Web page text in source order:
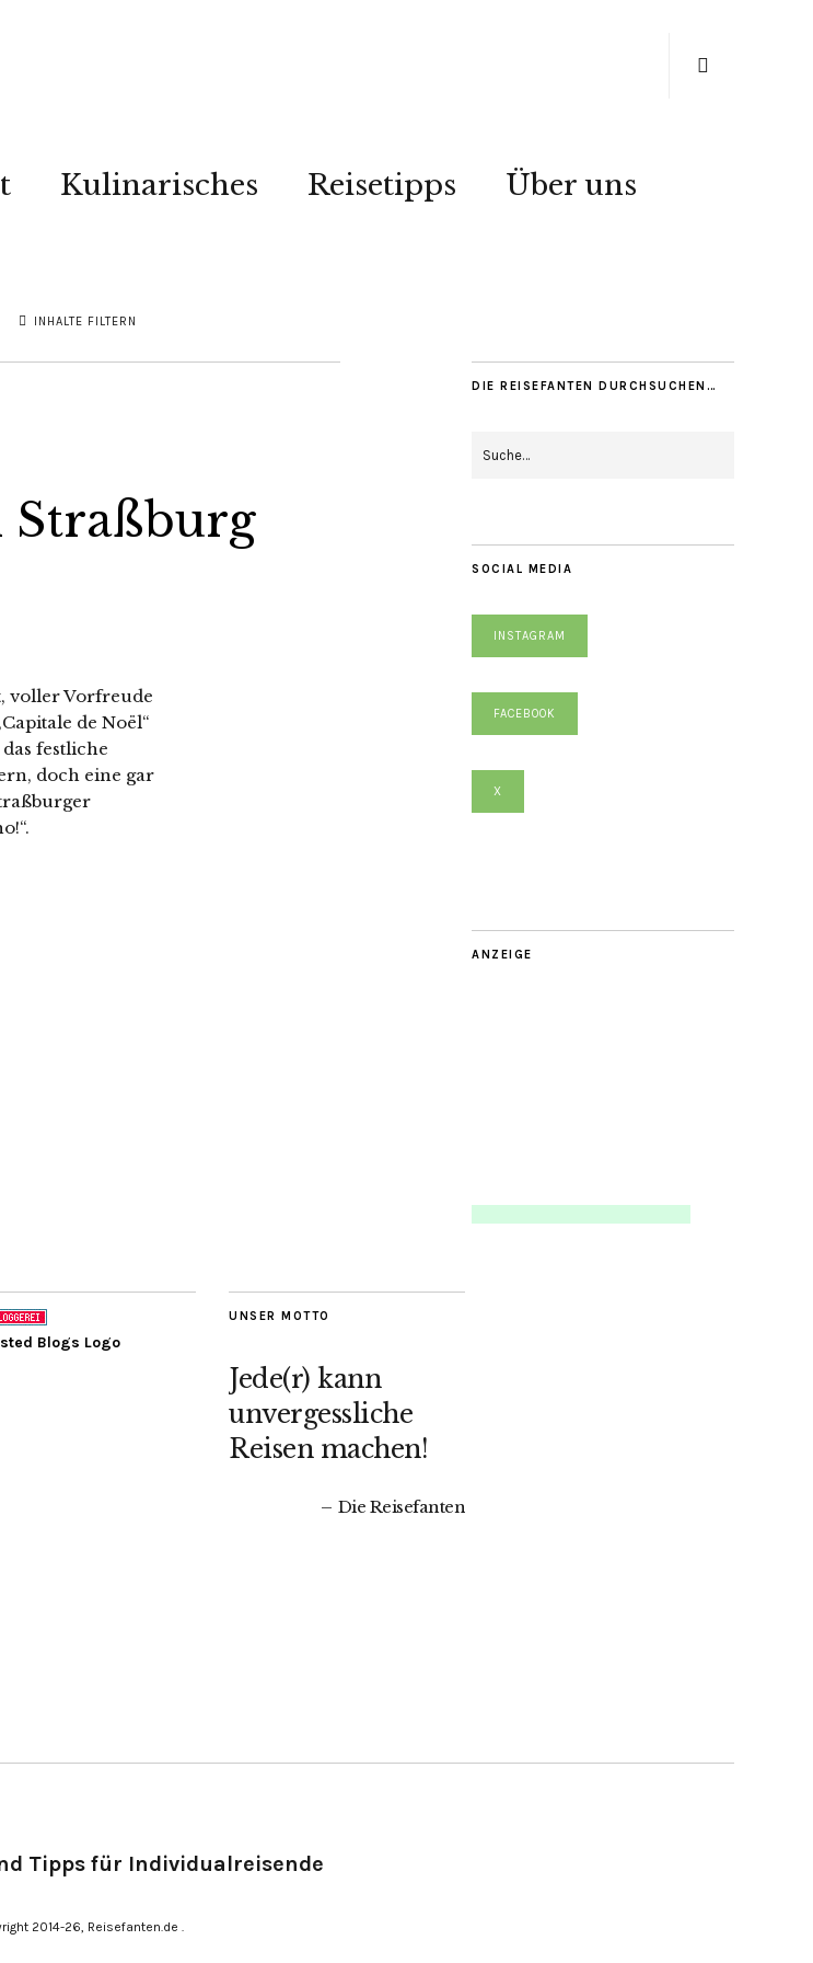
Kulinarisches Reisetipps Über uns
INHALTE FILTERN
Straßburg
voller Vorfreude
de Noël“
festliche
doch eine gar
DIE REISEFANTEN DURCHSUCHEN…
SOCIAL MEDIA
INSTAGRAM
FACEBOOK
X
ANZEIGE
UNSER MOTTO
Jede(r) kann
unvergessliche
Reisen machen!
Die Reisefanten
Tipps für Individualreisende
2014-26, Reisefanten.de